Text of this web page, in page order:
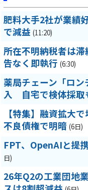
肥料大手2社が業績
で減益 (11:20)
所在不明納税者は
告なく即執行 (6:30)
薬局チェーン「ロ
入 自宅で検体採取
【特集】融資拡大
不良債権で明暗 (6日)
FPT、OpenAIと提
日)
26年Q2の工業団地